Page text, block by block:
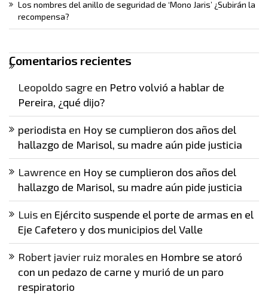
Los nombres del anillo de seguridad de ‘Mono Jaris’ ¿Subirán la
recompensa?
Comentarios recientes
Leopoldo sagre en Petro volvió a hablar de
Pereira, ¿qué dijo?
periodista en Hoy se cumplieron dos años del
hallazgo de Marisol, su madre aún pide justicia
Lawrence en Hoy se cumplieron dos años del
hallazgo de Marisol, su madre aún pide justicia
Luis en Ejército suspende el porte de armas en el
Eje Cafetero y dos municipios del Valle
Robert javier ruiz morales en Hombre se atoró
con un pedazo de carne y murió de un paro
respiratorio